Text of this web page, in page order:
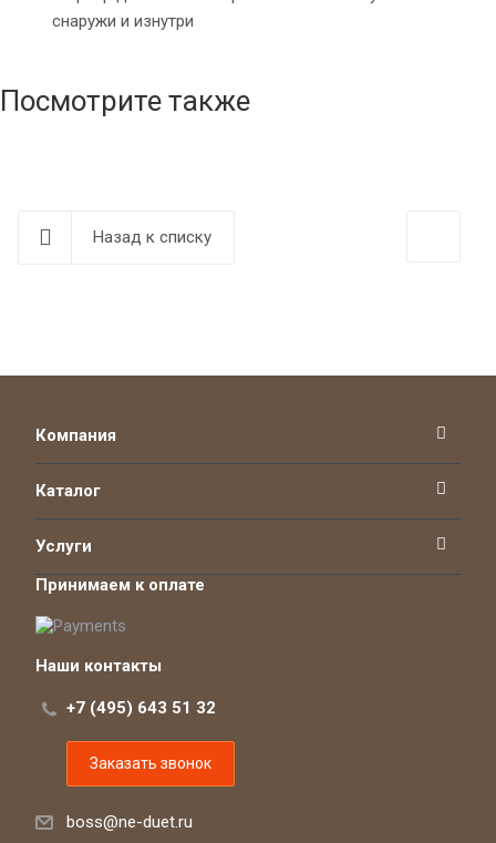
снаружи и изнутри
Посмотрите также
Назад к списку
Компания
Каталог
Услуги
Принимаем к оплате
Наши контакты
+7 (495) 643 51 32
Заказать звонок
boss@ne-duet.ru